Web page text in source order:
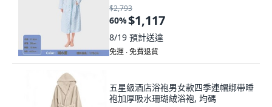
$2,793
60%$1,117
8/19 預計送達
免運 ∙ 免費退貨
五星級酒店浴袍男女款四季連帽綁帶睡
袍加厚吸水珊瑚絨浴袍, 均碼